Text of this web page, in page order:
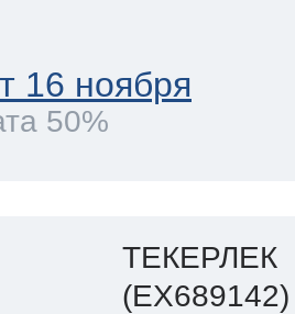
16 ноября
50%
ТЕКЕРЛЕК
(EX689142)